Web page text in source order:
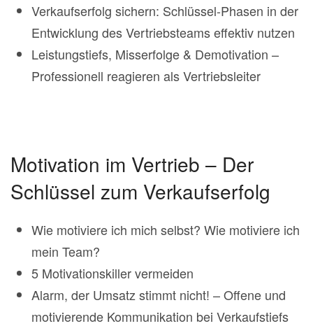
Verkaufserfolg sichern: Schlüssel-Phasen in der
Entwicklung des Vertriebsteams effektiv nutzen
Leistungstiefs, Misserfolge & Demotivation –
Professionell reagieren als Vertriebsleiter
Motivation im Vertrieb – Der
Schlüssel zum Verkaufserfolg
Wie motiviere ich mich selbst? Wie motiviere ich
mein Team?
5 Motivationskiller vermeiden
Alarm, der Umsatz stimmt nicht! – Offene und
motivierende Kommunikation bei Verkaufstiefs